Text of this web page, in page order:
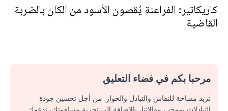
كاريكاتير: الفراعنة يُقصون الأسود من الكان بالضربة
القاضية
مرحبا بكم في فضاء التعليق
نريد مساحة للنقاش والتبادل والحوار. من أجل تحسين جودة